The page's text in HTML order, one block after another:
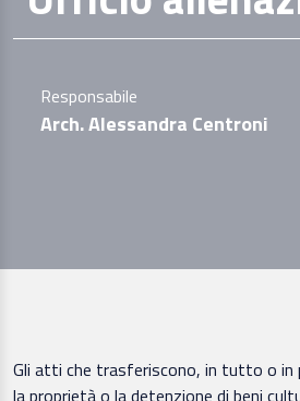
Responsabile
Arch. Alessandra Centroni
Gli atti che trasferiscono, in tutto o in